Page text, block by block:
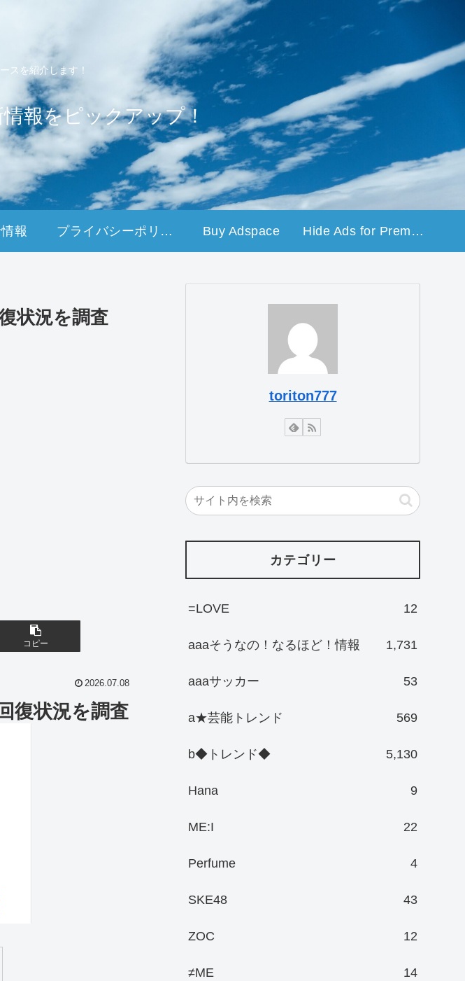
スを紹介します！
報をピックアップ！
報 プライバシーポリシー Buy Adspace Hide Ads for Premium Members
状況を調査
コピー
2026.07.08
復状況を調査
toriton777
カテゴリー
=LOVE 12
aaaそうなの！なるほど！情報 1,731
aaaサッカー 53
a★芸能トレンド 569
b◆トレンド◆ 5,130
Hana 9
ME:I 22
Perfume 4
SKE48 43
ZOC 12
≠ME 14